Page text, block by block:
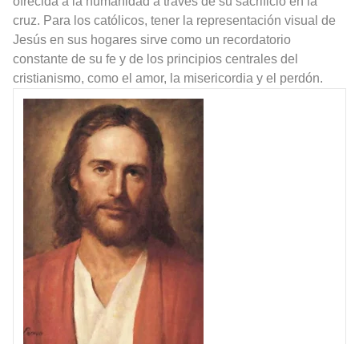
cruz. Para los católicos, tener la representación visual de
Jesús en sus hogares sirve como un recordatorio
constante de su fe y de los principios centrales del
cristianismo, como el amor, la misericordia y el perdón.